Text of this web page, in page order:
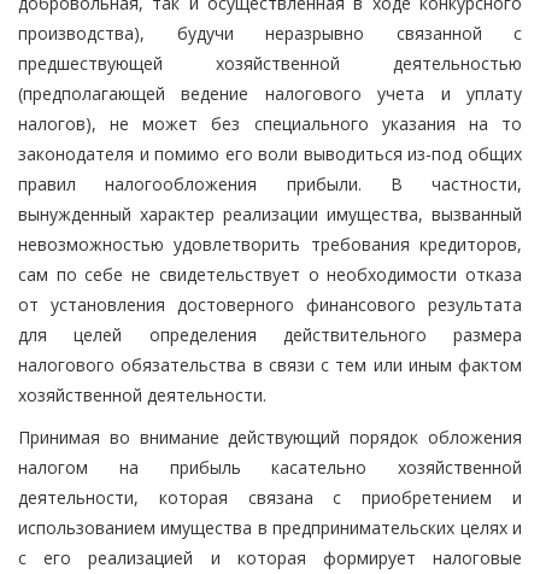
производства), будучи неразрывно связанной с
предшествующей хозяйственной деятельностью
(предполагающей ведение налогового учета и уплату
налогов), не может без специального указания на то
законодателя и помимо его воли выводиться из-под общих
правил налогообложения прибыли. В частности,
вынужденный характер реализации имущества, вызванный
невозможностью удовлетворить требования кредиторов,
сам по себе не свидетельствует о необходимости отказа
от установления достоверного финансового результата
для целей определения действительного размера
налогового обязательства в связи с тем или иным фактом
хозяйственной деятельности.
Принимая во внимание действующий порядок обложения
налогом на прибыль касательно хозяйственной
деятельности, которая связана с приобретением и
использованием имущества в предпринимательских целях и
с его реализацией и которая формирует налоговые